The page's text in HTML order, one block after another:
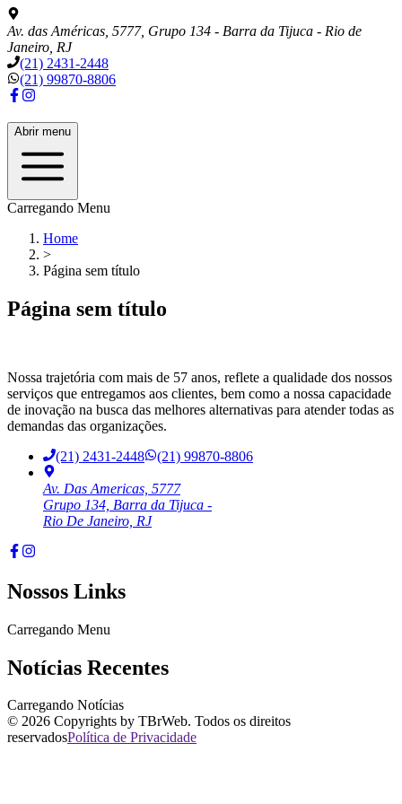
Av. das Américas, 5777, Grupo 134 - Barra da Tijuca - Rio de
Janeiro, RJ
(21) 2431-2448
(21) 99870-8806
Abrir menu
Carregando Menu
Home
>
Página sem título
Página sem título
Nossa trajetória com mais de 57 anos, reflete a qualidade dos nossos
serviços que entregamos aos clientes, bem como a nossa capacidade
de inovação na busca das melhores alternativas para atender todas as
demandas das organizações.
(21) 2431-2448
(21) 99870-8806
Av. Das Americas, 5777
Grupo 134, Barra da Tijuca -
Rio De Janeiro, RJ
Nossos Links
Carregando Menu
Notícias Recentes
Carregando Notícias
© 2026 Copyrights by TBrWeb. Todos os direitos
reservadosPolítica de Privacidade